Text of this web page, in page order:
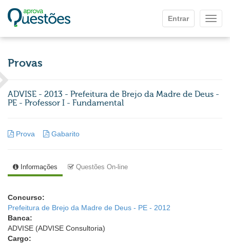
Entrar
Provas
ADVISE - 2013 - Prefeitura de Brejo da Madre de Deus -
PE - Professor I - Fundamental
Prova Gabarito
Informações Questões On-line
Concurso:
Prefeitura de Brejo da Madre de Deus - PE - 2012
Banca:
ADVISE (ADVISE Consultoria)
Cargo: